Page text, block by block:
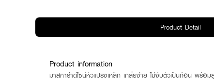
Product Detail
Product information
มาสคาร่าดีไซน์หัวแปรงเหล็ก เกลี่ยง่าย ไม่จับตัวเป็นก้อน พร้อ